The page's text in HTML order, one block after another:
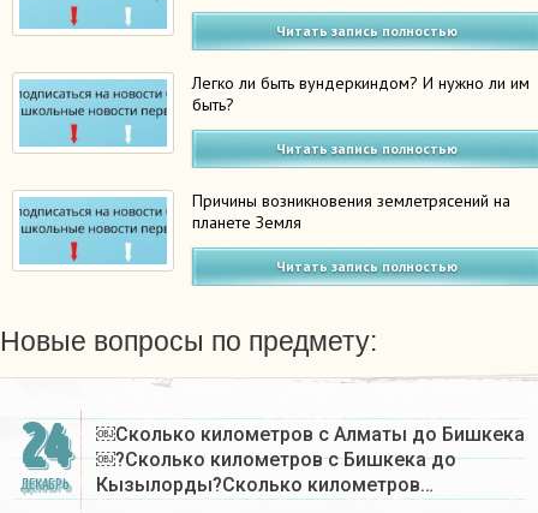
Читать запись полностью
Легко ли быть вундеркиндом? И нужно ли им
быть?
Читать запись полностью
Причины возникновения землетрясений на
планете Земля
Читать запись полностью
Новые вопросы по предмету:
24
ДЕКАБРЬ
￼Сколько километров с Алматы до Бишкека
￼?Сколько километров с Бишкека до
Кызылорды?Сколько километров…